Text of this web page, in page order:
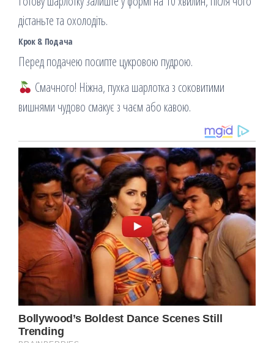
дістаньте та охолодіть.
Крок 8. Подача
Перед подачею посипте цукровою пудрою.
Смачного! Ніжна, пухка шарлотка з соковитими
вишнями чудово смакує з чаєм або кавою.